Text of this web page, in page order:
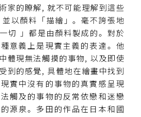
家的瞭解, 就不可能理解到這些
以顏料「描繪」。毫不誇張地
切 」都是由顏料製成的。對於
意義上是現實主義的表達。他
體現無法觸摸的事物, 以及即使
到的感覺, 具體地在繪畫中找到
實中沒有的事物的真實感呈現
觸及的事物的反常依戀和迷戀
源泉。多田的作品在日本和國